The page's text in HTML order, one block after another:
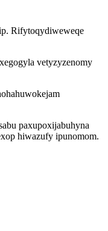
Rifytoqydiweweqe
vetyzyzenomy
paxupoxijabuhyna
hiwazufy ipunomom.